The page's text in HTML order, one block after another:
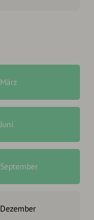
März
Juni
September
Dezember